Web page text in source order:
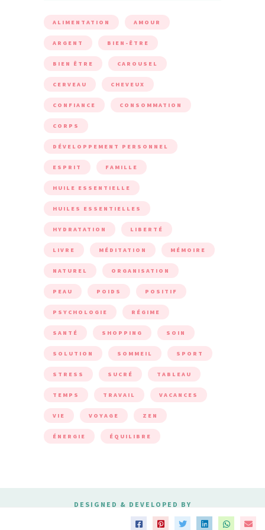
ALIMENTATION AMOUR
ARGENT BIEN-ÊTRE
BIEN ÊTRE CAROUSEL
CERVEAU CHEVEUX
CONFIANCE CONSOMMATION
CORPS
DÉVELOPPEMENT PERSONNEL
ESPRIT FAMILLE
HUILE ESSENTIELLE
HUILES ESSENTIELLES
HYDRATATION LIBERTÉ
LIVRE MÉDITATION MÉMOIRE
NATUREL ORGANISATION
PEAU POIDS POSITIF
PSYCHOLOGIE RÉGIME
SANTÉ SHOPPING SOIN
SOLUTION SOMMEIL SPORT
STRESS SUCRÉ TABLEAU
TEMPS TRAVAIL VACANCES
VIE VOYAGE ZEN
ÉNERGIE ÉQUILIBRE
DESIGNED & DEVELOPED BY